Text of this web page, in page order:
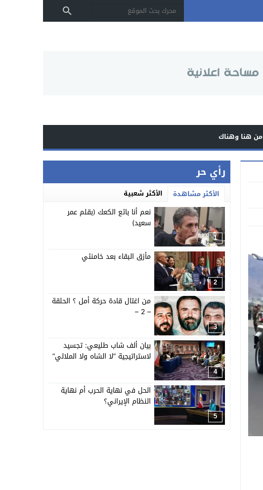
من هنا وهناك
رأي حر
الأكثر مشاهدة الأكثر شعبية
1
نعم أنا بائع الكعك (بقلم عمر
سعيد)
2
مأزق البقاء بعد خامنئي
3
من اغتال قادة حركة أمل ؟ الحلقة
– 2 –
4
بيان ألف شاب طليعي: تجسيد
لاستراتيجية “لا الشاه ولا الملالي”
5
الحل في نهاية الحرب أم نهاية
النظام الإيراني؟